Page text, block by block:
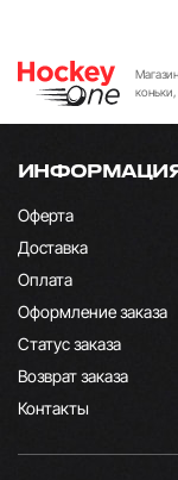
Оферта
Доставка
Оплата
Оформление заказа
Статус заказа
Возврат заказа
Контакты